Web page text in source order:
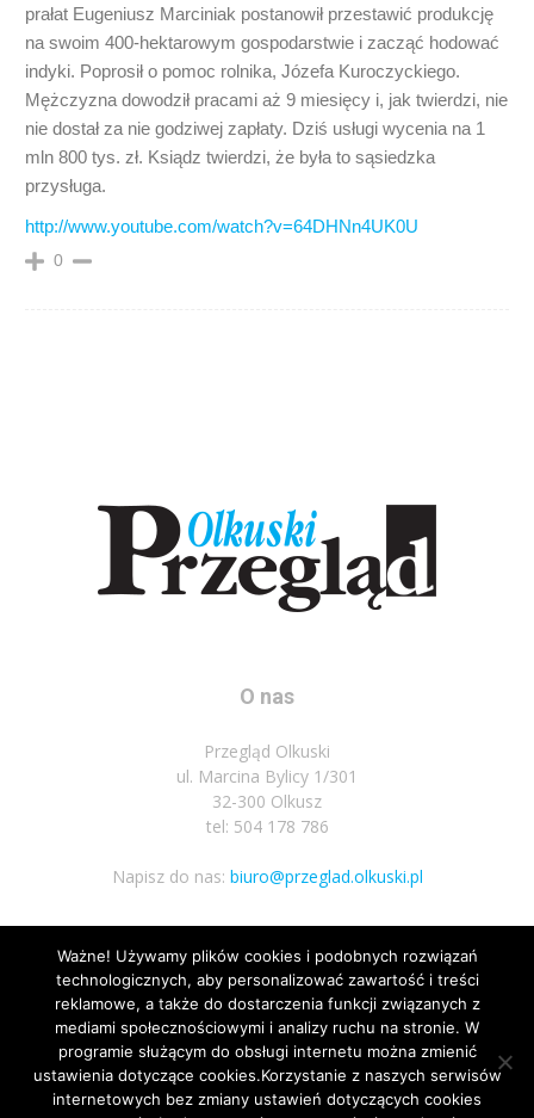
prałat Eugeniusz Marciniak postanowił przestawić produkcję
na swoim 400-hektarowym gospodarstwie i zacząć hodować
indyki. Poprosił o pomoc rolnika, Józefa Kuroczyckiego.
Mężczyzna dowodził pracami aż 9 miesięcy i, jak twierdzi, nie
nie dostał za nie godziwej zapłaty. Dziś usługi wycenia na 1
mln 800 tys. zł. Ksiądz twierdzi, że była to sąsiedzka
przysługa.
http://www.youtube.com/watch?v=64DHNn4UK0U
0
O nas
Przegląd Olkuski
ul. Marcina Bylicy 1/301
32-300 Olkusz
tel: 504 178 786
Napisz do nas: biuro@przeglad.olkuski.pl
Podążaj za nami
Ważne! Używamy plików cookies i podobnych rozwiązań
technologicznych, aby personalizować zawartość i treści
reklamowe, a także do dostarczenia funkcji związanych z
mediami społecznościowymi i analizy ruchu na stronie. W
programie służącym do obsługi internetu można zmienić
ustawienia dotyczące cookies.Korzystanie z naszych serwisów
internetowych bez zmiany ustawień dotyczących cookies